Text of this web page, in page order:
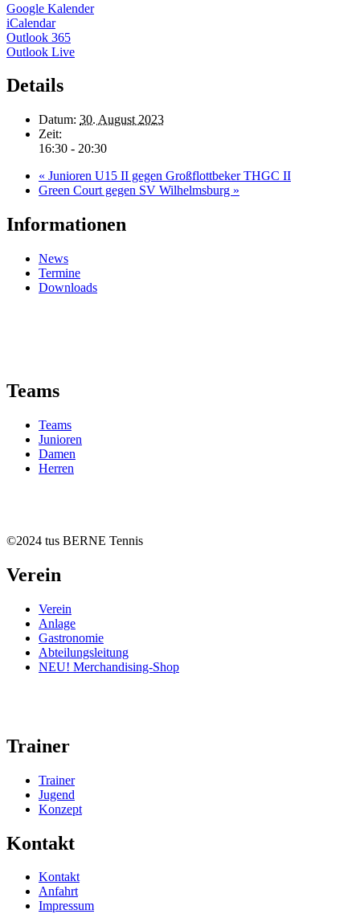
Google Kalender
iCalendar
Outlook 365
Outlook Live
Details
Datum: 30. August 2023
Zeit:
16:30 - 20:30
« Junioren U15 II gegen Großflottbeker THGC II
Green Court gegen SV Wilhelmsburg »
Informationen
News
Termine
Downloads
Teams
Teams
Junioren
Damen
Herren
©2024 tus BERNE Tennis
Verein
Verein
Anlage
Gastronomie
Abteilungsleitung
NEU! Merchandising-Shop
Trainer
Trainer
Jugend
Konzept
Kontakt
Kontakt
Anfahrt
Impressum